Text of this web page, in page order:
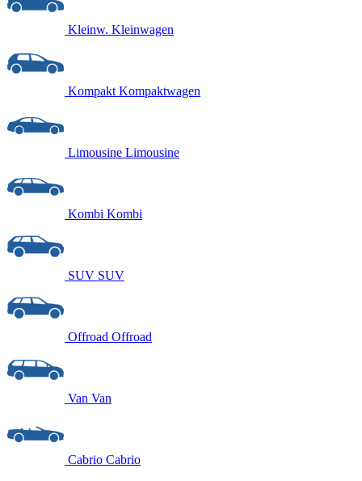
Kleinw. Kleinwagen
Kompakt Kompaktwagen
Limousine Limousine
Kombi Kombi
SUV SUV
Offroad Offroad
Van Van
Cabrio Cabrio